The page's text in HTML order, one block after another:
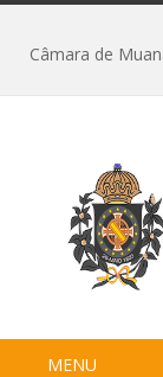
MENU